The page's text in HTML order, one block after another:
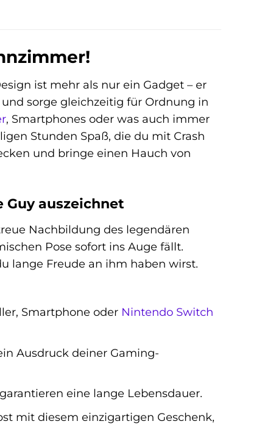
ist mehr als nur ein Gadget – er
sorge gleichzeitig für Ordnung in
, Smartphones oder was auch immer
Stunden Spaß, die du mit Crash
und bringe einen Hauch von
Guy auszeichnet
Nachbildung des legendären
Pose sofort ins Auge fällt.
lange Freude an ihm haben wirst.
Smartphone oder Nintendo Switch
Ausdruck deiner Gaming-
eine lange Lebensdauer.
mit diesem einzigartigen Geschenk,